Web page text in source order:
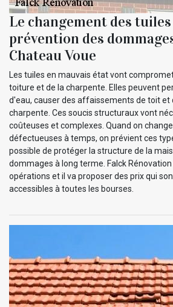
Le changement des
prévention des
Chateau Voue
Les tuiles en mauvais état vont
toiture et de la charpente. Elles peuvent
d'eau, causer des affaissements de toit
charpente. Ces soucis structuraux vont
coûteuses et complexes. Quand on
défectueuses à temps, on prévient ces
possible de protéger la structure de la
dommages à long terme. Falck
opérations et il va proposer des prix qui
accessibles à toutes les bourses.